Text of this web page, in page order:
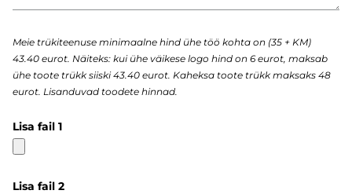
Meie trükiteenuse minimaalne hind ühe töö kohta on (35 + KM)
43.40 eurot. Näiteks: kui ühe väikese logo hind on 6 eurot, maksab
ühe toote trükk siiski 43.40 eurot. Kaheksa toote trükk maksaks 48
eurot. Lisanduvad toodete hinnad.
Lisa fail 1
Lisa fail 2